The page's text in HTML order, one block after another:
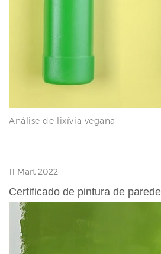
Análise de lixívia vegana
11 Mart 2022
Certificado de pintura de